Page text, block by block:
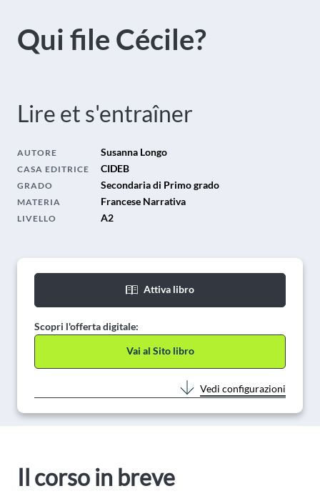
Qui file Cécile?
Lire et s'entraîner
AUTORE Susanna Longo
CASA EDITRICE CIDEB
GRADO Secondaria di Primo grado
MATERIA Francese Narrativa
LIVELLO A2
Attiva libro
Scopri l'offerta digitale:
Vai al Sito libro
Vedi configurazioni
Il corso in breve